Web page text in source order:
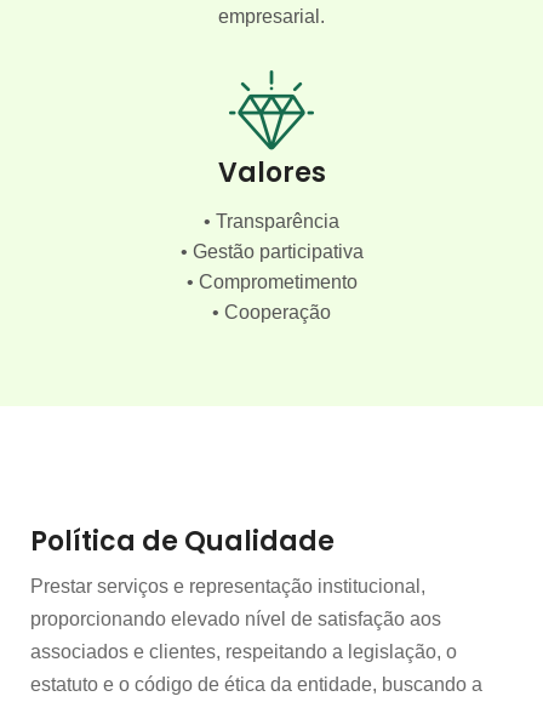
empresarial.
Valores
• Transparência
• Gestão participativa
• Comprometimento
• Cooperação
Política de Qualidade
Prestar serviços e representação institucional,
proporcionando elevado nível de satisfação aos
associados e clientes, respeitando a legislação, o
estatuto e o código de ética da entidade, buscando a